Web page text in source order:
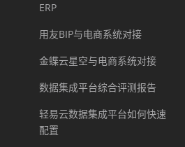
ERP
用友BIP与电商系统对接
金蝶云星空与电商系统对接
数据集成平台综合评测报告
轻易云数据集成平台如何快速
配置